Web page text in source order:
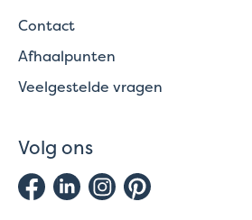
Contact
Afhaalpunten
Veelgestelde vragen
Volg ons